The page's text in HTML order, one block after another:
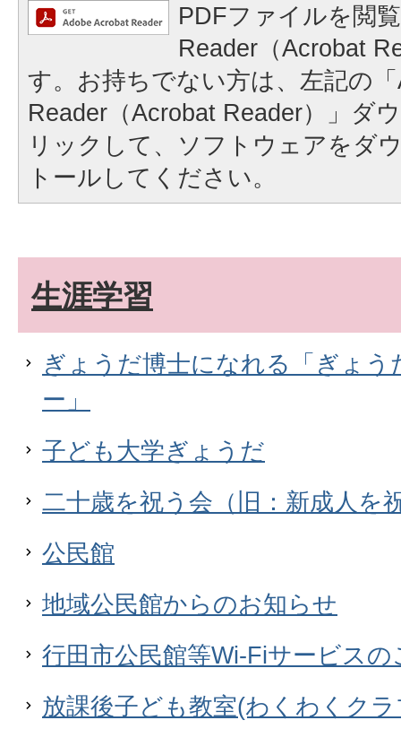
PDFファイルを閲
Reader（Acrobat
す。お持ちでない方は、左記の
Reader（Acrobat Reader）」ダ
リックして、ソフトウェアをダ
トールしてください。
生涯学習
ぎょうだ博士になれる「ぎょう
ー」
子ども大学ぎょうだ
二十歳を祝う会（旧：新成人を
公民館
地域公民館からのお知らせ
行田市公民館等Wi-Fiサービスの
放課後子ども教室(わくわくク